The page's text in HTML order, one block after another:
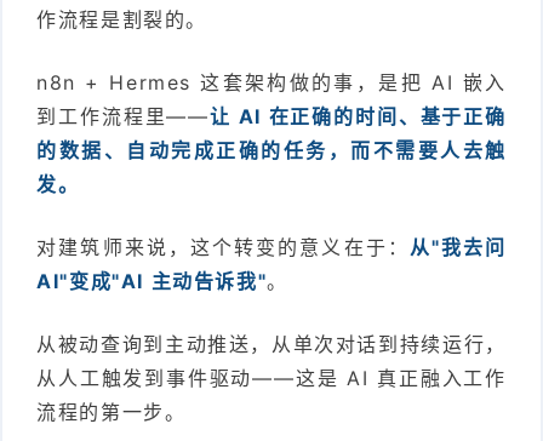
作流程是割裂的。
n8n + Hermes 这套架构做的事，是把 AI 嵌入
到工作流程里——让 AI 在正确的时间、基于正确
的数据、自动完成正确的任务，而不需要人去触
发。
对建筑师来说，这个转变的意义在于： 从"我去问
AI"变成"AI 主动告诉我"。
从被动查询到主动推送，从单次对话到持续运行，
从人工触发到事件驱动——这是 AI 真正融入工作
流程的第一步。